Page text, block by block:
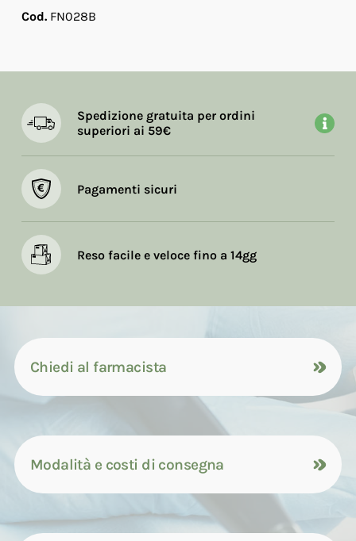
Cod.FN028B
Spedizione gratuita per ordini
superiori ai 59€
Pagamenti sicuri
Reso facile e veloce fino a 14gg
Chiedi al farmacista
Contattaci tramite compilazione del
Modalità e costi di consegna